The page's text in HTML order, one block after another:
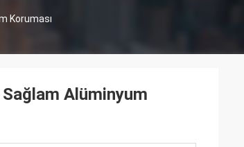
Koruması
Alüminyum